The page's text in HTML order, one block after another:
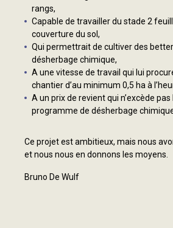
rangs,
Capable de travailler du stade 2
couverture du sol,
Qui permettrait de cultiver des
désherbage chimique,
A une vitesse de travail qui lui
chantier d’au minimum 0,5 ha à
A un prix de revient qui n’excède pas
programme de désherbage
Ce projet est ambitieux, mais nous
et nous nous en donnons les moyens.
Bruno De Wulf